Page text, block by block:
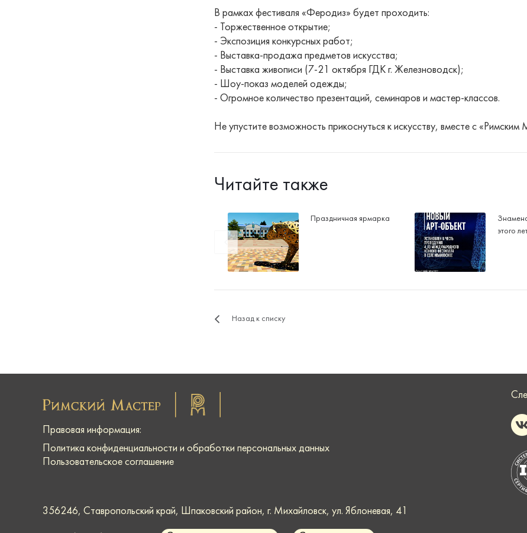
В рамках фестиваля «Феродиз» будет проходить:
- Торжественное открытие;
- Экспозиция конкурсных работ;
- Выставка-продажа предметов искусства;
- Выставка живописи (7-21 октября ГДК г. Железноводск);
- Шоу-показ моделей одежды;
- Огромное количество презентаций, семинаров и мастер-классов.
Не упустите возможность прикоснуться к искусству, вместе с
Читайте также
Праздничная ярмарка
этого
Назад к списку
Правовая информация:
Политика конфиденциальности и обработки персональных данных
Пользовательское соглашение
356246, Ставропольский край, Шпаковский район, г. Михайловск, ул. Яблоневая, 41